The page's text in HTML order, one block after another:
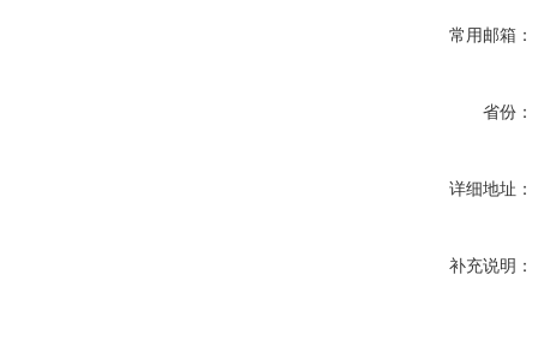
常用邮箱：
省份：
详细地址：
补充说明：